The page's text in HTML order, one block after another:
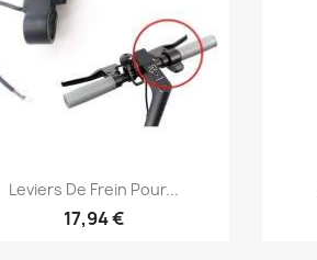
Aperçu rapide
Leviers De Frein Pour...
17,94 €